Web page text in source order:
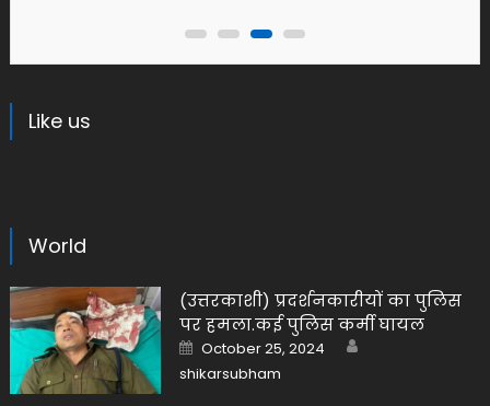
Like us
World
(उत्तरकाशी) प्रदर्शनकारीयों का पुलिस
पर हमला.कई पुलिस कर्मी घायल
Posted
on
October 25, 2024
shikarsubham